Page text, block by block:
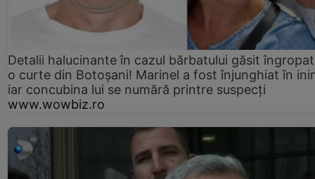
Detalii halucinante în cazul bărbatului găsit
o curte din Botoșani! Marinel a fost înjunghiat în
iar concubina lui se numără printre suspecți
www.wowbiz.ro